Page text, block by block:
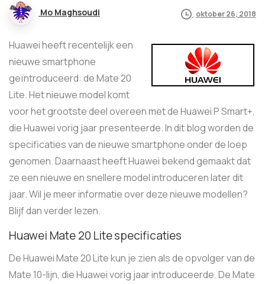
Mo Maghsoudi oktober 26, 2018
Huawei heeft recentelijk een
nieuwe smartphone
geïntroduceerd: de Mate 20
Lite. Het nieuwe model komt
voor het grootste deel overeen met de Huawei P Smart+,
die Huawei vorig jaar presenteerde. In dit blog worden de
specificaties van de nieuwe smartphone onder de loep
genomen. Daarnaast heeft Huawei bekend gemaakt dat
ze een nieuwe en snellere model introduceren later dit
jaar. Wil je meer informatie over deze nieuwe modellen?
Blijf dan verder lezen.
Huawei Mate 20 Lite specificaties
De Huawei Mate 20 Lite kun je zien als de opvolger van de
Mate 10-lijn, die Huawei vorig jaar introduceerde. De Mate